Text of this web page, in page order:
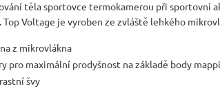
těla sportovce termokamerou při sportovní
Voltage je vyroben ze zvláště lehkého
z mikrovlákna
pro maximální prodyšnost na základě body
švy